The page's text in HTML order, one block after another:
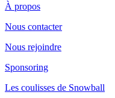
À propos
Nous contacter
Nous rejoindre
Sponsoring
Les coulisses de Snowball